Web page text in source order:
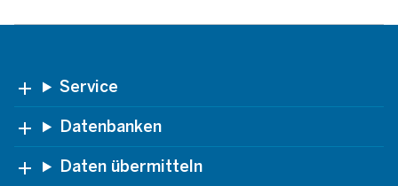
Footer Service
Datenbanken
Daten übermitteln